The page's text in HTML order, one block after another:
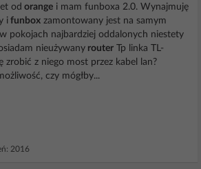
od orange i mam funboxa 2.0. Wynajmuję
i funbox zamontowany jest na samym
pokojach najbardziej oddalonych niestety
nieużywany router Tp linka TL-
zrobić z niego most przez kabel lan?
czy mógłby...
2016